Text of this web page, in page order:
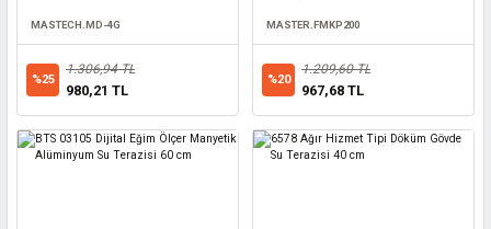
MASTECH.MD-4G
%25
1.306,94 TL
980,21 TL
MASTER.FMKP200
%20
1.209,60 TL
967,68 TL